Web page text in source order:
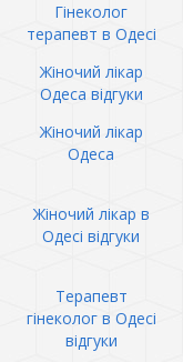
Гінеколог
терапевт в Одесі
Жіночий лікар
Одеса відгуки
Жіночий лікар
Одеса
Жіночий лікар в
Одесі відгуки
Терапевт
гінеколог в Одесі
відгуки